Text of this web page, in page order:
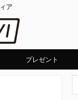
ア
プレゼント